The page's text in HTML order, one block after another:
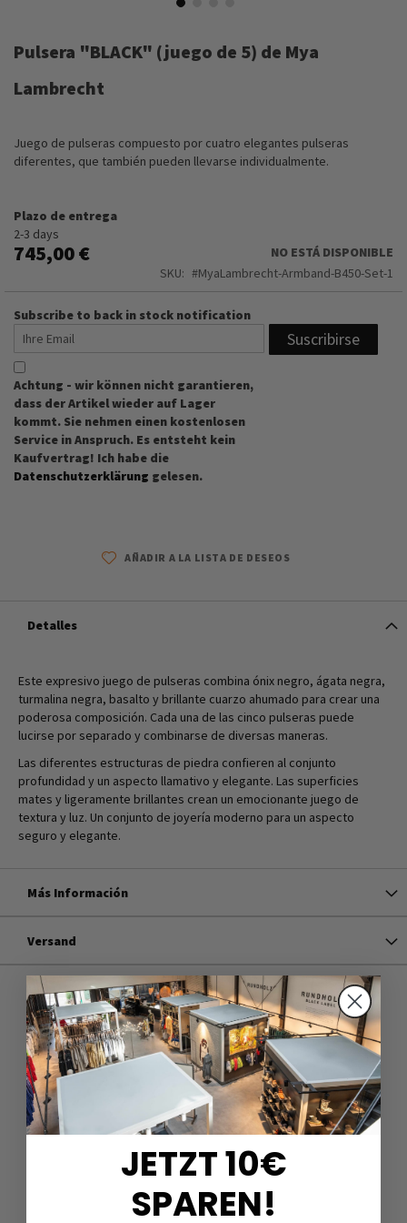
comienzo
la
imágenes
Pulsera "BLACK" (juego de 5) de Mya
Lambrecht
Juego de pulseras compuesto por cuatro elegantes pulseras
diferentes, que también pueden llevarse individualmente.
Plazo de entrega
2-3 days
745,00 €
NO ESTÁ DISPONIBLE
SKU
MyaLambrecht-Armband-B450-Set-1
Subscribe to back in stock notification
Achtung - wir können nicht garantieren,
dass der Artikel wieder auf Lager
kommt. Sie nehmen einen kostenlosen
Service in Anspruch. Es entsteht kein
Kaufvertrag! Ich habe die
Datenschutzerklärung gelesen.
Suscribirse
AÑADIR A LA LISTA DE DESEOS
Detalles
Este expresivo juego de pulseras combina ónix negro, ágata negra,
turmalina negra, basalto y brillante cuarzo ahumado para crear una
poderosa composición. Cada una de las cinco pulseras puede
lucirse por separado y combinarse de diversas maneras.
Las diferentes estructuras de piedra confieren al conjunto
profundidad y un aspecto llamativo y elegante. Las superficies
mates y ligeramente brillantes crean un emocionante juego de
textura y luz. Un conjunto de joyería moderno para un aspecto
seguro y elegante.
Más Información
Versand
JETZT 10€
SPAREN!